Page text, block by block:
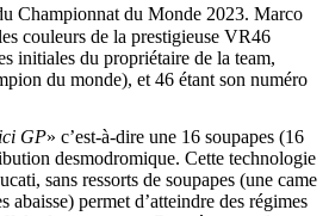
Championnat du Monde 2023. Marco
couleurs de la prestigieuse VR46
initiales du propriétaire de la team,
du monde), et 46 étant son numéro
GP» c’est-à-dire une 16 soupapes (16
desmodromique. Cette technologie
sans ressorts de soupapes (une came
abaisse) permet d’atteindre des régimes